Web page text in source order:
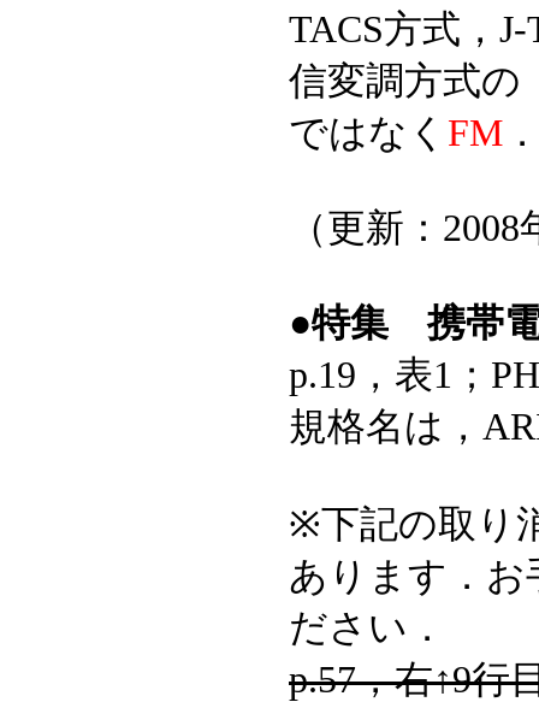
TACS方式，
信変調方式の
ではなく FM
（更新：
●特集 携帯
p.19，表1；
規格名は，
※下記の取り
あります．お
ださい．
p.57，右↑9行